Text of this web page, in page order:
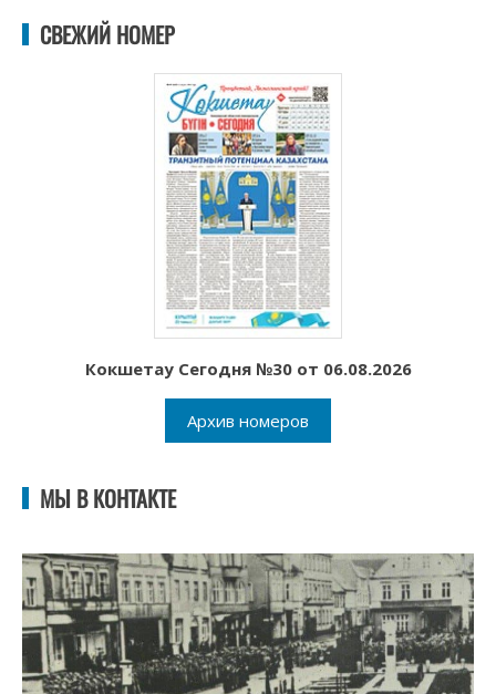
СВЕЖИЙ НОМЕР
Кокшетау Сегодня №30 от 06.08.2026
Архив номеров
МЫ В КОНТАКТЕ